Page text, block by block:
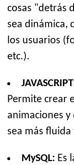
cosas "detrás
sea dinámica,
los usuarios
etc.).
Permite crear
animaciones
sea más
MySQL: Es